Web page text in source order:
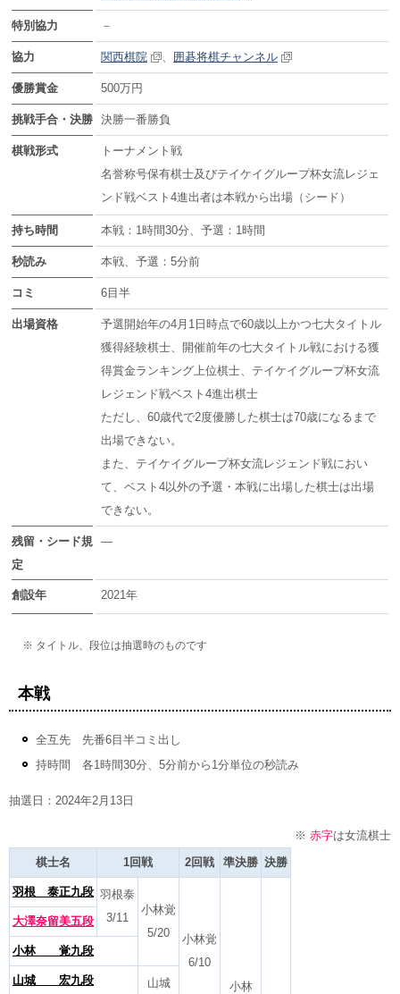
特別協力 －
協力 関西棋院 囲碁将棋チャンネル
優勝賞金 500万円
挑戦手合・決勝 決勝一番勝負
棋戦形式
トーナメント戦
名誉称号保有棋士及びテイケイグループ杯女流レジェ
ンド戦ベスト4進出者は本戦から出場（シード）
持ち時間 本戦：1時間30分、予選：1時間
秒読み 本戦、予選：5分前
コミ 6目半
出場資格
予選開始年の4月1日時点で60歳以上かつ七大タイトル
獲得経験棋士、開催前年の七大タイトル戦における獲
得賞金ランキング上位棋士、テイケイグループ杯女流
レジェンド戦ベスト4進出棋士
ただし、60歳代で2度優勝した棋士は70歳になるまで
出場できない。
また、テイケイグループ杯女流レジェンド戦におい
て、ベスト4以外の予選・本戦に出場した棋士は出場
できない。
残留・シード規
定
―
創設年 2021年
※ タイトル、段位は抽選時のものです
本戦
全互先 先番6目半コミ出し
持時間 各1時間30分、5分前から1分単位の秒読み
抽選日：2024年2月13日
※ 赤字は女流棋士
棋士名
1回戦 2回戦 準決勝 決勝
羽根 泰正九段 羽根泰
3/11
小林覚
5/20
小林覚
6/10
小林
大澤奈留美五段
小林 覚九段
山城 宏九段
山城